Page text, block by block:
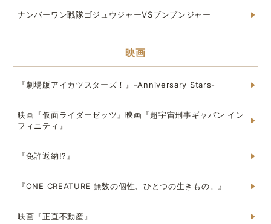
ナンバーワン戦隊ゴジュウジャーVSブンブンジャー
映画
『劇場版アイカツスターズ！』-Anniversary Stars-
映画『仮面ライダーゼッツ』映画『超宇宙刑事ギャバン イン
フィニティ』
『免許返納!?』
『ONE CREATURE 無数の個性、ひとつの生きもの。』
映画『正直不動産』